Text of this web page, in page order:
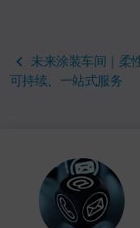
未来涂装车间｜柔性
可持续、一站式服务